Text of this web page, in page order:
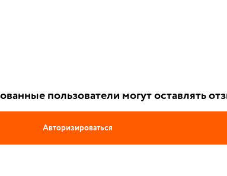
пользователи могут оставлять
Авторизироваться